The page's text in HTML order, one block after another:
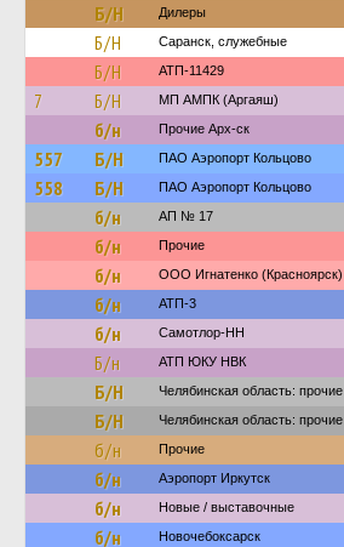
Б/Н Дилеры
Б/Н Саранск, служебные
Б/Н АТП-11429
7 Б/Н МП АМПК (Аргаяш)
б/н Прочие Арх-ск
557 Б/Н ПАО Аэропорт Кольцово
558 Б/Н ПАО Аэропорт Кольцово
б/н АП № 17
б/н Прочие
б/н ООО Игнатенко (Красноярск)
б/н АТП-3
б/н Самотлор-НН
Б/н АТП ЮКУ НВК
Б/Н Челябинская область: прочие
Б/Н Челябинская область: прочие
б/н Прочие
б/н Аэропорт Иркутск
б/н Новые / выставочные
б/н Новочебоксарск